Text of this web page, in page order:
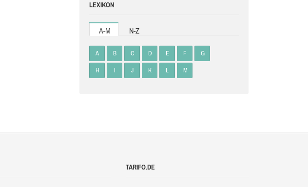
LEXIKON
A-M N-Z
A B C D E F G
H I J K L M
TARIFO.DE